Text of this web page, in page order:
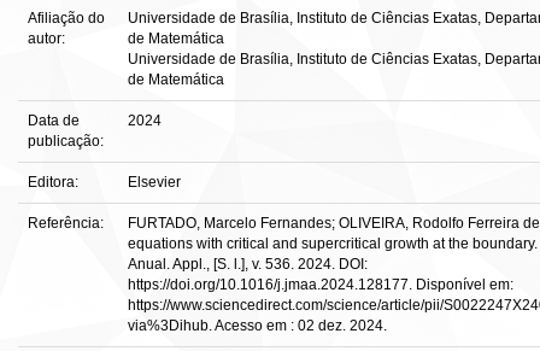
Afiliação do
autor:
Universidade de Brasília, Instituto de Ciências Exatas,
de Matemática
Universidade de Brasília, Instituto de Ciências Exatas,
de Matemática
Data de
publicação:
2024
Editora: Elsevier
Referência:
FURTADO, Marcelo Fernandes; OLIVEIRA, Rodolfo Ferreira
equations with critical and supercritical growth at the boundary.
Anual. Appl., [S. l.], v. 536. 2024. DOI:
https://doi.org/10.1016/j.jmaa.2024.128177. Disponível em:
https://www.sciencedirect.com/science/article/pii/
via%3Dihub. Acesso em : 02 dez. 2024.